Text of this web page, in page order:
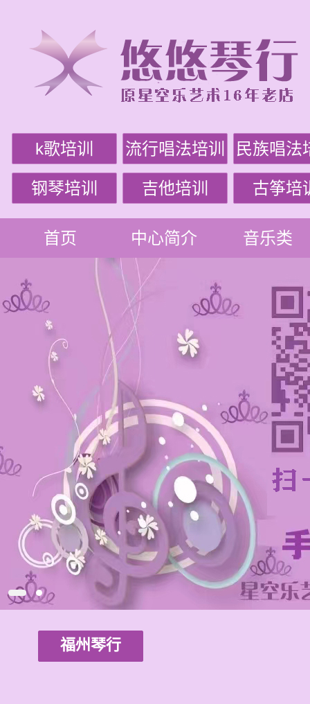
k歌培训 流行唱法培训 民族唱法
钢琴培训 吉他培训 古筝培
首页 中心简介 音乐类
福州琴行